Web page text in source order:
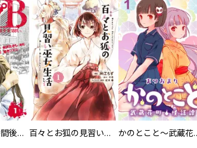
タイプＢ～48時間後、致死率100％～【単話】 百々とお狐の見習い巫女生活【単行本版】 かのとこと～